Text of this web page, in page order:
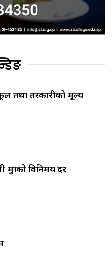
तरकारीको मूल्य
विनिमय दर